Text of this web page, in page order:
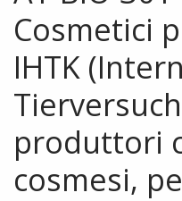
Cosmetici
IHTK
produttori
cosmesi,